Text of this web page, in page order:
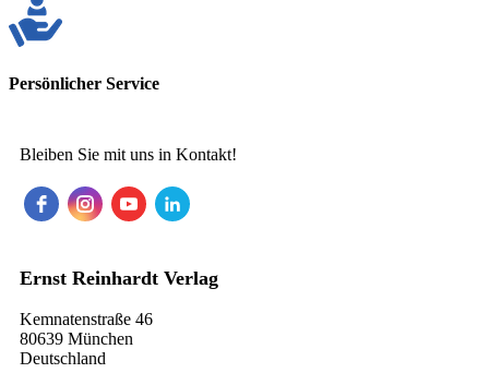
Persönlicher Service
Bleiben Sie mit uns in Kontakt!
Ernst Reinhardt Verlag
Kemnatenstraße 46
80639 München
Deutschland